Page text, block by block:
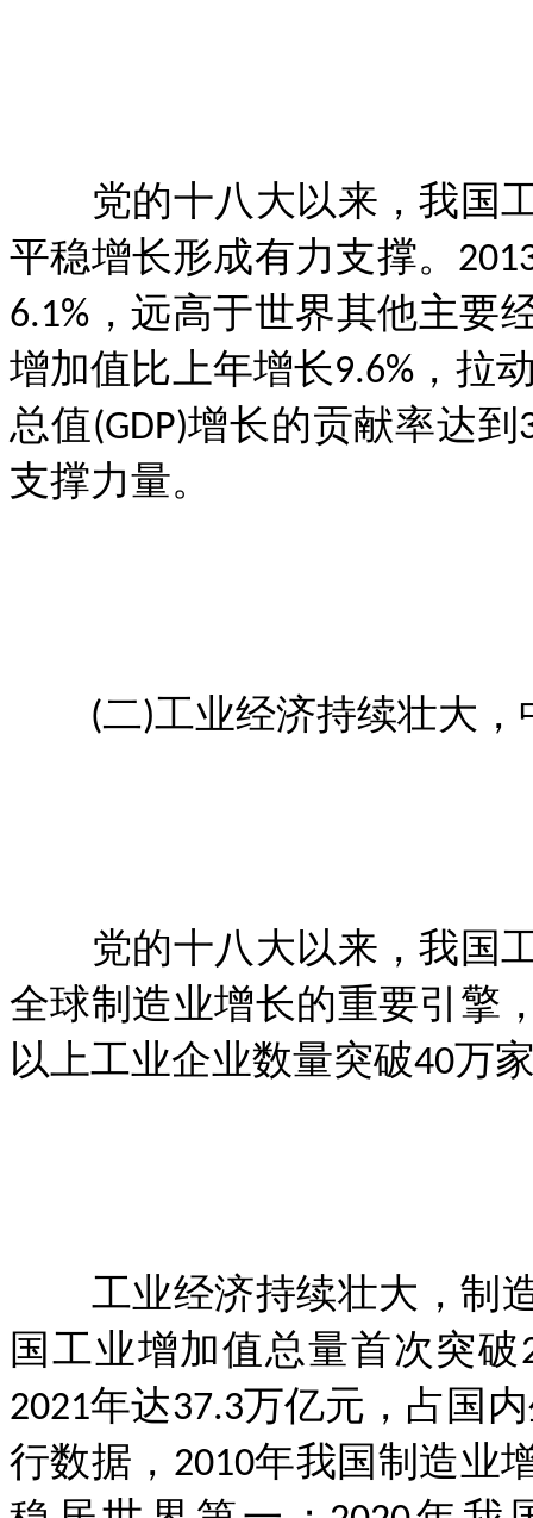
党的十八大以来，我国工
平稳增长形成有力支撑。
6.1%，远高于世界其他主要
增加值比上年增长9.6%，拉
总值(GDP)增长的贡献率达
支撑力量。
(二)工业经济持续壮大，
党的十八大以来，我国工
全球制造业增长的重要引擎
以上工业企业数量突破40万
工业经济持续壮大，制造
国工业增加值总量首次突
2021年达37.3万亿元，占国
行数据，2010年我国制造业